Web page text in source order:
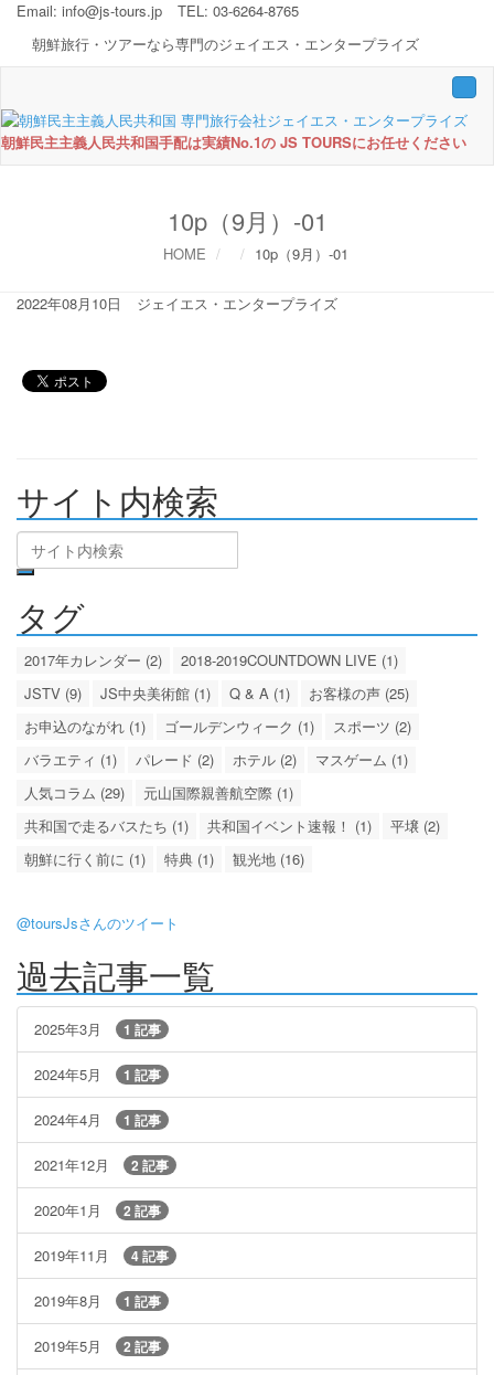
Email: info@js-tours.jp
TEL: 03-6264-8765
朝鮮旅行・ツアーなら専門のジェイエス・エンタープライズ
朝鮮民主主義人民共和国手配は実績No.1の JS TOURSにお任せください
10p（9月）-01
HOME 10p（9月）-01
2022年08月10日 ジェイエス・エンタープライズ
サイト内検索
タグ
2017年カレンダー (2)
2018-2019COUNTDOWN LIVE (1)
JSTV (9)
JS中央美術館 (1) Q & A (1)
お客様の声 (25)
お申込のながれ (1)
ゴールデンウィーク (1)
スポーツ (2)
バラエティ (1)
パレード (2) ホテル (2)
マスゲーム (1)
人気コラム (29)
元山国際親善航空際 (1)
共和国で走るバスたち (1)
共和国イベント速報！ (1)
平壌 (2)
朝鮮に行く前に (1)
特典 (1) 観光地 (16)
@toursJsさんのツイート
過去記事一覧
2025年3月 1 記事
2024年5月 1 記事
2024年4月 1 記事
2021年12月 2 記事
2020年1月 2 記事
2019年11月 4 記事
2019年8月 1 記事
2019年5月 2 記事